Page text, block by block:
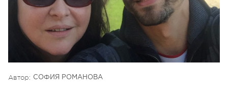
Автор: СОФИЯ РОМАНОВА